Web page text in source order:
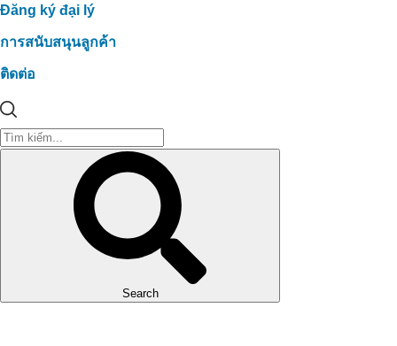
Đăng ký đại lý
การสนับสนุนลูกค้า
ติดต่อ
Search